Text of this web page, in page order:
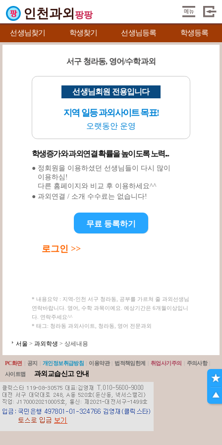
인천과외 팡팡
선생님찾기 학생찾기 선생님등록 학생등록
서구 청라동, 영어/수학과외
선생님회원 전용입니다
지역 일등 과외사이트 목표!
오랫동안 운영
학생증가와 과외연결 확률을 높이도록 노력...
● 정회원을 이용하셨던 선생님들이 다시 많이
이용하심!
다른 홈페이지와 비교 후 이용하세요^^
● 과외연결 / 소개 수수료는 없습니다!
무료 등록하기
로그인 >>
* 내용요약 : 지역-인천 서구 청라동, 공부를 가르쳐 줄 과외선생님
연락바랍니다. 영어, 수학 과목이예요. 예상기간은 6개월이상입니
다. 연락주세요^^
* 태그: 청라동 과외사이트, 청라동, 영어 전문과외
서울 > 과외학생 > 상세내용
PC화면 공지 개인정보취급방침 이용약관 법적책임한계 취업사기주의 주의사항
사이트맵
과외교습신고 안내